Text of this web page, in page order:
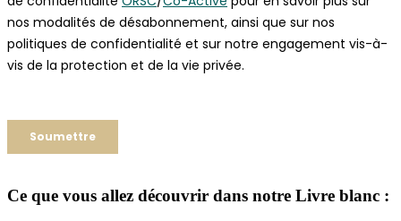
Ce que vous allez découvrir dans notre Livre blanc :